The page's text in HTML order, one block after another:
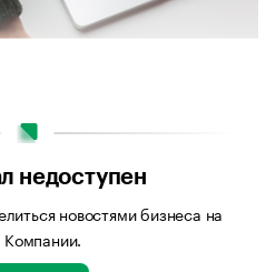
недоступен
новостями бизнеса на